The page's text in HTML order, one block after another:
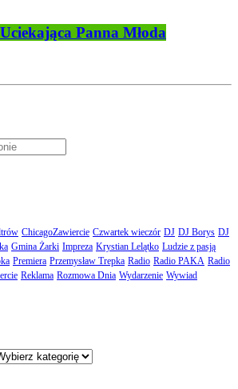
Panna Młoda
ChicagoZawiercie Czwartek wieczór DJ DJ Borys DJ
Gmina Żarki Impreza Krystian Lelątko Ludzie z pasją
Premiera Przemysław Trepka Radio Radio PAKA Radio
Reklama Rozmowa Dnia Wydarzenie Wywiad